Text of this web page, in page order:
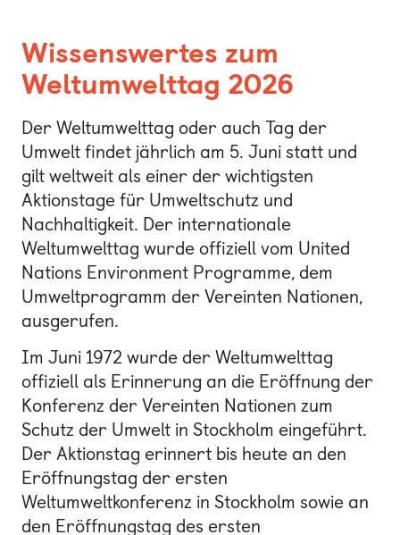
Wissenswertes zum
Weltumwelttag 2026
Der Weltumwelttag oder auch Tag der
Umwelt findet jährlich am 5. Juni statt und
gilt weltweit als einer der wichtigsten
Aktionstage für Umweltschutz und
Nachhaltigkeit. Der internationale
Weltumwelttag wurde offiziell vom United
Nations Environment Programme, dem
Umweltprogramm der Vereinten Nationen,
ausgerufen.
Im Juni 1972 wurde der Weltumwelttag
offiziell als Erinnerung an die Eröffnung der
Konferenz der Vereinten Nationen zum
Schutz der Umwelt in Stockholm eingeführt.
Der Aktionstag erinnert bis heute an den
Eröffnungstag der ersten
Weltumweltkonferenz in Stockholm sowie an
den Eröffnungstag des ersten